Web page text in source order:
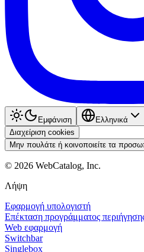
Εμφάνιση
Ελληνικά
Διαχείριση cookies
Μην πουλάτε ή κοινοποιείτε τα
© 2026 WebCatalog, Inc.
Λήψη
Εφαρμογή υπολογιστή
Επέκταση προγράμματος
Web εφαρμογή
Switchbar
Singlebox